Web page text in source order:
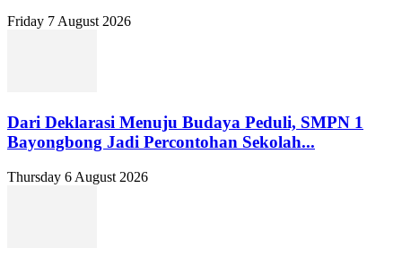
Friday 7 August 2026
Dari Deklarasi Menuju Budaya Peduli, SMPN 1
Bayongbong Jadi Percontohan Sekolah...
Thursday 6 August 2026